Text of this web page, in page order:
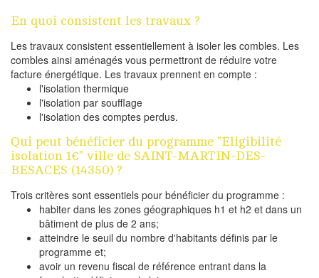
En quoi consistent les travaux ?
Les travaux consistent essentiellement à isoler les combles. Les
combles ainsi aménagés vous permettront de réduire votre
facture énergétique. Les travaux prennent en compte :
l'isolation thermique
l'isolation par soufflage
l'isolation des comptes perdus.
Qui peut bénéficier du programme "Eligibilité
isolation 1€" ville de SAINT-MARTIN-DES-
BESACES (14350) ?
Trois critères sont essentiels pour bénéficier du programme :
habiter dans les zones géographiques h1 et h2 et dans un
bâtiment de plus de 2 ans;
atteindre le seuil du nombre d'habitants définis par le
programme et;
avoir un revenu fiscal de référence entrant dans la